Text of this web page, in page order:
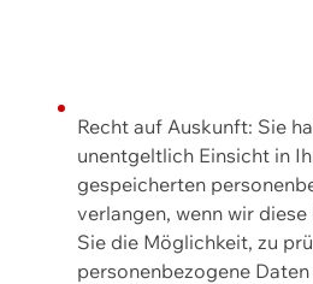
Recht auf Auskunft: Sie
unentgeltlich Einsicht in
gespeicherten
verlangen, wenn wir
Sie die Möglichkeit, zu
personenbezogene